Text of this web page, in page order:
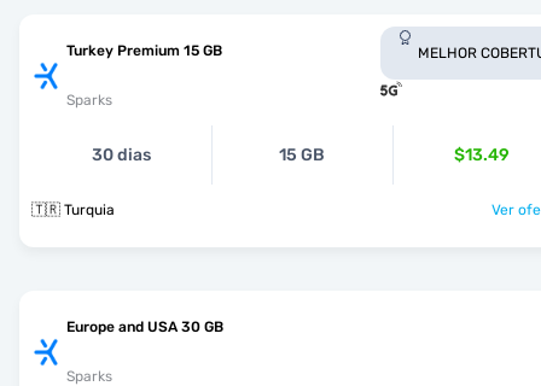
Turkey Premium 15 GB
Sparks
MELHOR
30 dias 15 GB $13.49
🇹🇷 Turquia Ver
Europe and USA 30 GB
Sparks